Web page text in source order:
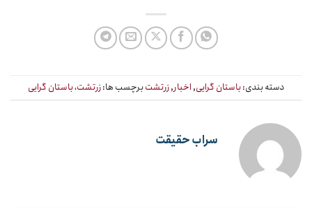
دسته بندی:باستان گرایی,اخبار,زرتشتبرچسب ها:زرتشت، باستان گرایی
سراب حقیقت